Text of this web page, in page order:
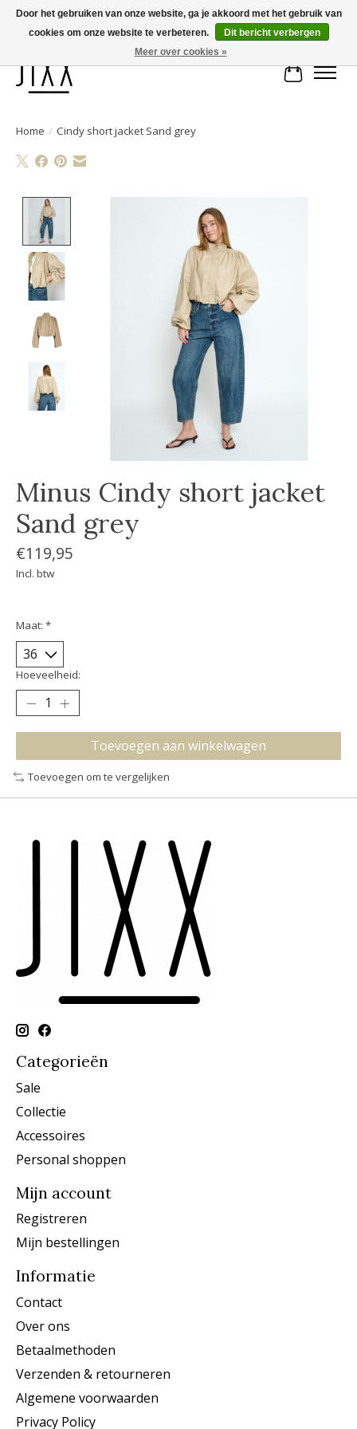
Voor 14.00 uur besteld, vandaag verstuurd | Gratis verzending vanaf € 75
Home / Cindy short jacket Sand grey
Product image slideshow Items
Minus Cindy short jacket
Sand grey
€119,95
Incl. btw
Maat: *
Hoeveelheid:
Toevoegen aan winkelwagen
Toevoegen om te vergelijken
Categorieën
Sale
Collectie
Accessoires
Personal shoppen
Mijn account
Registreren
Mijn bestellingen
Informatie
Contact
Over ons
Betaalmethoden
Verzenden & retourneren
Algemene voorwaarden
Privacy Policy
Door het gebruiken van onze website, ga je akkoord met het gebruik van
cookies om onze website te verbeteren.
Dit bericht verbergen
Meer over cookies »